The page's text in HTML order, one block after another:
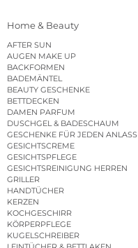
Home & Beauty
AFTER SUN
AUGEN MAKE UP
BACKFORMEN
BADEMÄNTEL
BEAUTY GESCHENKE
BETTDECKEN
DAMEN PARFUM
DUSCHGEL & BADESCHAUM
GESCHENKE FÜR JEDEN ANLASS
GESICHTSCREME
GESICHTSPFLEGE
GESICHTSREINIGUNG HERREN
GRILLER
HANDTÜCHER
KERZEN
KOCHGESCHIRR
KÖRPERPFLEGE
KUGELSCHREIBER